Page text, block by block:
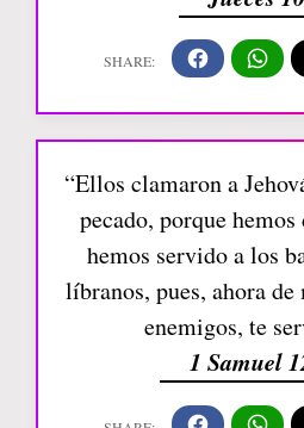
“Ellos clamaron a
pecado, porque hemos
hemos servido a los
líbranos, pues, ahora de
enemigos, te
1 Samuel